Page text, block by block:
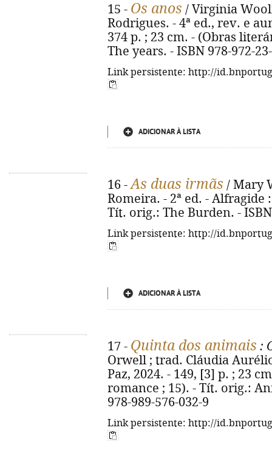
15 - Os anos / Virginia
Rodrigues. - 4ª ed., rev. e
374 p. ; 23 cm. - (Obras
The years. - ISBN 978-972-
Link persistente: http://
ADICIONAR À LISTA
16 -As duas irmãs / Mary
Romeira. - 2ª ed. - Alfragide
Tít. orig.: The Burden. - ISBN
Link persistente: http://
ADICIONAR À LISTA
17 - Quinta dos animais :
Orwell ; trad. Cláudia
Paz, 2024. - 149, [3] p. ; 23
romance ; 15). - Tít. orig.:
978-989-576-032-9
Link persistente: http://